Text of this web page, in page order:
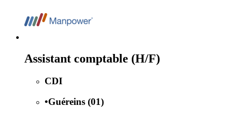
Assistant comptable (H/F)
CDI
•Guéreins (01)